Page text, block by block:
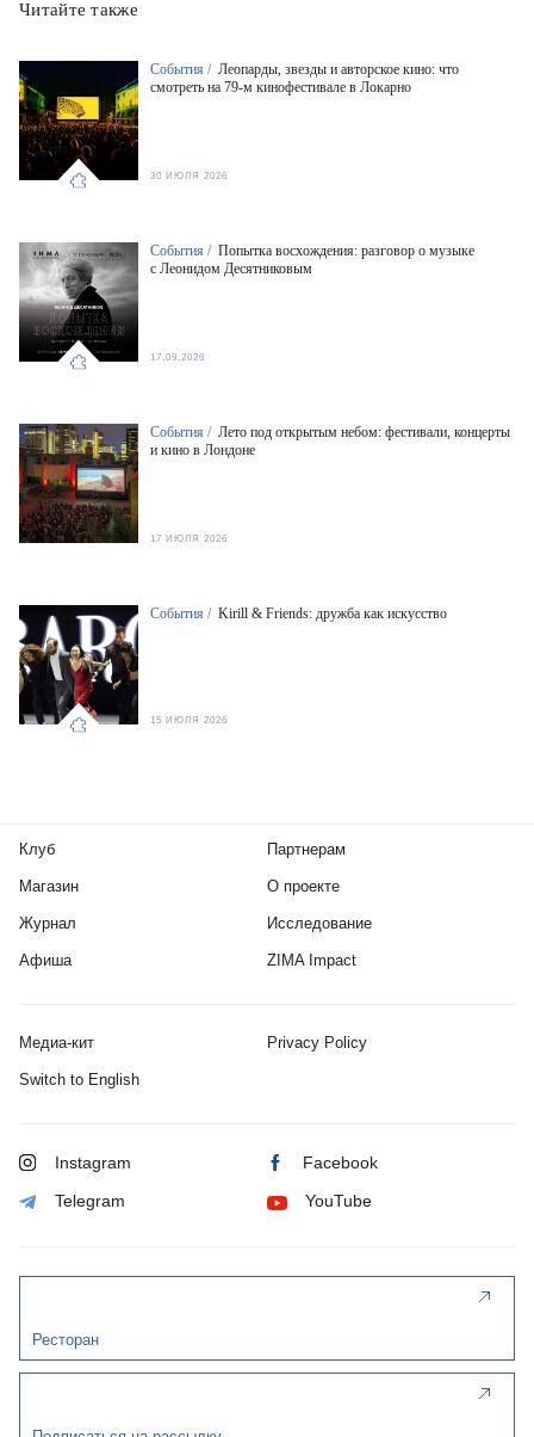
Читайте также
События / Леопарды, звезды и авторское кино: что
смотреть на 79-м кинофестивале в Локарно
30 ИЮЛЯ 2026
События / Попытка восхождения: разговор о музыке
с Леонидом Десятниковым
17.09.2026
События / Лето под открытым небом: фестивали, концерты
и кино в Лондоне
17 ИЮЛЯ 2026
События / Kirill & Friends: дружба как искусство
15 ИЮЛЯ 2026
Клуб
Магазин
Журнал
Афиша
Партнерам
О проекте
Исследование
ZIMA Impact
Медиа-кит Privacy Policy
Switch to English
Instagram Facebook
Telegram YouTube
Ресторан